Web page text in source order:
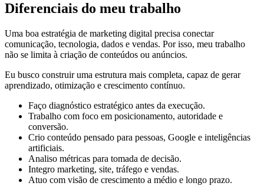
Diferenciais do meu trabalho
Uma boa estratégia de marketing digital precisa conectar
comunicação, tecnologia, dados e vendas. Por isso, meu trabalho
não se limita à criação de conteúdos ou anúncios.
Eu busco construir uma estrutura mais completa, capaz de gerar
aprendizado, otimização e crescimento contínuo.
Faço diagnóstico estratégico antes da execução.
Trabalho com foco em posicionamento, autoridade e
conversão.
Crio conteúdo pensado para pessoas, Google e inteligências
artificiais.
Analiso métricas para tomada de decisão.
Integro marketing, site, tráfego e vendas.
Atuo com visão de crescimento a médio e longo prazo.